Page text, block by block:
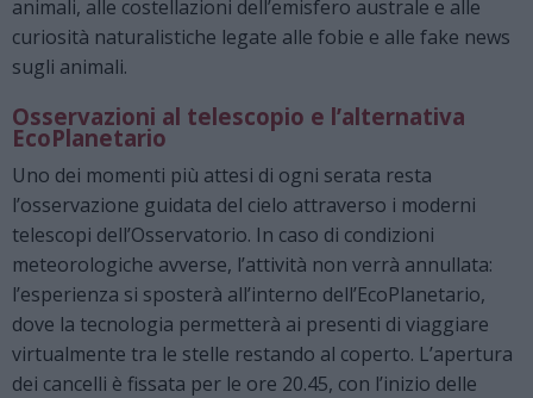
animali, alle costellazioni dell’emisfero australe e alle
curiosità naturalistiche legate alle fobie e alle fake news
sugli animali.
Osservazioni al telescopio e l’alternativa
EcoPlanetario
Uno dei momenti più attesi di ogni serata resta
l’osservazione guidata del cielo attraverso i moderni
telescopi dell’Osservatorio. In caso di condizioni
meteorologiche avverse, l’attività non verrà annullata:
l’esperienza si sposterà all’interno dell’EcoPlanetario,
dove la tecnologia permetterà ai presenti di viaggiare
virtualmente tra le stelle restando al coperto. L’apertura
dei cancelli è fissata per le ore 20.45, con l’inizio delle